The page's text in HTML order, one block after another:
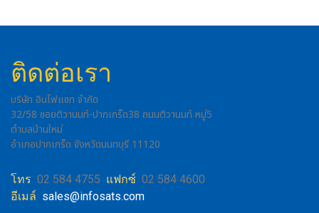
ติดต่อเรา
บริษัท อินโฟแซท จำกัด
32/58 ซอยติวานนท์-ปากเกร็ด38 ถนนติวานนท์ หมู่5
ตำบลบ้านใหม่
อำเภอปากเกร็ด จังหวัดนนทบุรี 11120
โทร 02 584 4755 แฟกซ์ 02 584 4600
อีเมล์ sales@infosats.com